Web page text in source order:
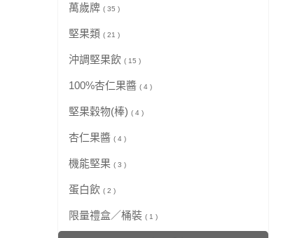
萬歲牌 ( 35 )
堅果類 ( 21 )
沖調堅果飲 ( 15 )
100%杏仁果醬 ( 4 )
堅果穀物(棒) ( 4 )
杏仁果醬 ( 4 )
機能堅果 ( 3 )
蛋白飲 ( 2 )
限量禮盒／桶裝 ( 1 )